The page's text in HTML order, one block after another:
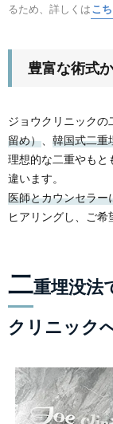
るため、詳しくはこ
豊富な術式
ジョウクリニックの
留め）、 韓国式二重
理想的な二重やもと
違います。
医師とカウンセラ
ヒアリングし、ご希
二重埋没法
クリニック